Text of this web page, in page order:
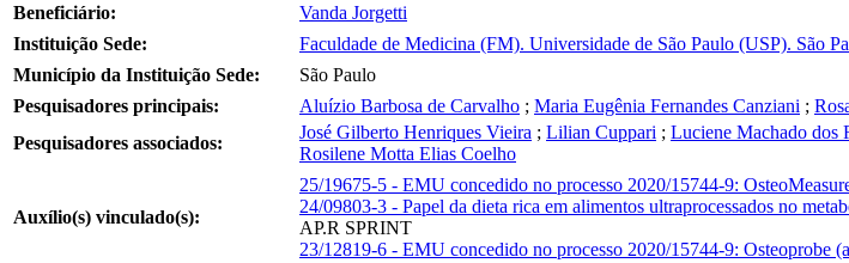
Beneficiário:
Vanda Jorgetti
Instituição Sede:
Faculdade de Medicina (FM). Universidade de São Paulo (USP). São
Município da Instituição Sede:
São Paulo
Pesquisadores principais:
Aluízio Barbosa de Carvalho ; Maria Eugênia Fernandes Canziani ;
Pesquisadores associados:
José Gilberto Henriques Vieira ; Lilian Cuppari ; Luciene Machado dos
Rosilene Motta Elias Coelho
Auxílio(s) vinculado(s):
25/19675-5 - EMU concedido no processo 2020/15744-9:
24/09803-3 - Papel da dieta rica em alimentos ultraprocessados no
AP.R SPRINT
23/12819-6 - EMU concedido no processo 2020/15744-9: Osteoprobe